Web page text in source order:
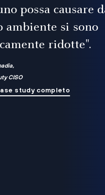
possa causare
ambiente si sono
ridotte".
CISO
study completo